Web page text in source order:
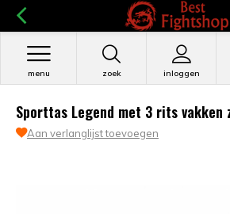
zoek inloggen
menu
Sporttas Legend met 3 rits vakken
Aan verlanglijst toevoegen